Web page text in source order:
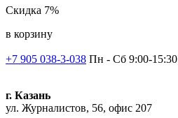
Скидка 7%
в корзину
+7 905 038-3-038 Пн - Сб 9:00-15:30
г. Казань
ул. Журналистов, 56, офис 207